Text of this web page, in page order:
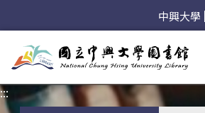
中興大學
:::